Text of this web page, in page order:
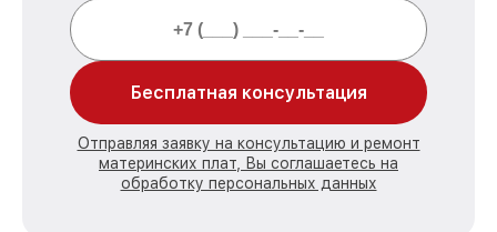
Бесплатная консультация
Отправляя заявку на консультацию и ремонт
материнских плат, Вы соглашаетесь на
обработку персональных данных